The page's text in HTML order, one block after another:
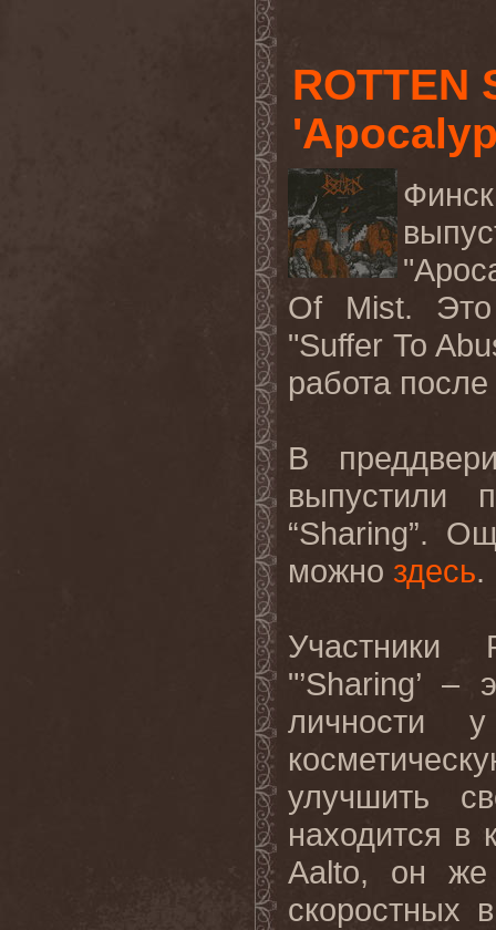
ROTTEN
Of Mist.
"Suffer To
работа после
В
выпустили
“Sharing”.
можно здесь.
Участники
"’Sharing’ –
личности
улучшить
находится
Aalto, он же
скоростных